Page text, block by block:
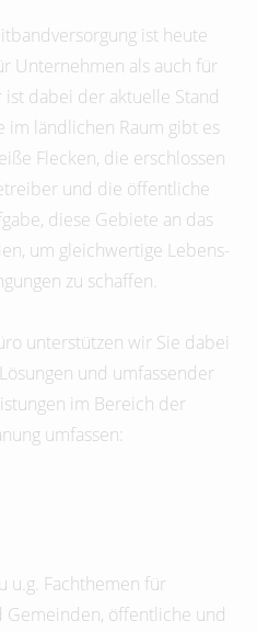
ist heute
Unternehmen als auch für
ist dabei der aktuelle Stand
im ländlichen Raum gibt es
Flecken, die erschlossen
und die öffentliche
diese Gebiete an das
um gleichwertige Lebens-
zu schaffen.
unterstützen wir Sie dabei
und umfassender
im Bereich der
umfassen:
u.g. Fachthemen für
Gemeinden, öffentliche und